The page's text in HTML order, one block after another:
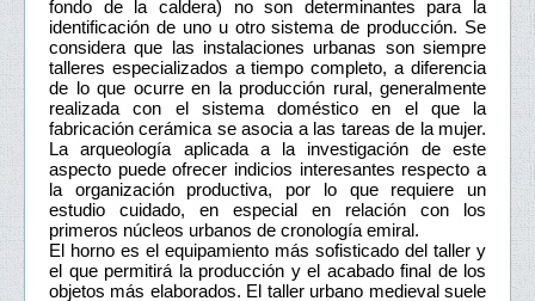
fondo de la caldera) no son determinantes para la
identificación de uno u otro sistema de producción. Se
considera que las instalaciones urbanas son siempre
talleres especializados a tiempo completo, a diferencia
de lo que ocurre en la producción rural, generalmente
realizada con el sistema doméstico en el que la
fabricación cerámica se asocia a las tareas de la mujer.
La arqueología aplicada a la investigación de este
aspecto puede ofrecer indicios interesantes respecto a
la organización productiva, por lo que requiere un
estudio cuidado, en especial en relación con los
primeros núcleos urbanos de cronología emiral.
El horno es el equipamiento más sofisticado del taller y
el que permitirá la producción y el acabado final de los
objetos más elaborados. El taller urbano medieval suele